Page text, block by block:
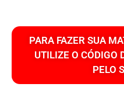
PARA FAZER SUA
UTILIZE O CÓDIGO
PELO